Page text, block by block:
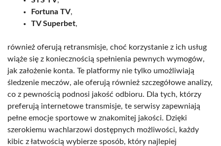
Fortuna TV,
TV Superbet,
również oferują retransmisje, choć korzystanie z ich usług
wiąże się z koniecznością spełnienia pewnych wymogów,
jak założenie konta. Te platformy nie tylko umożliwiają
śledzenie meczów, ale oferują również szczegółowe analizy,
co z pewnością podnosi jakość odbioru. Dla tych, którzy
preferują internetowe transmisje, te serwisy zapewniają
pełne emocje sportowe w znakomitej jakości. Dzięki
szerokiemu wachlarzowi dostępnych możliwości, każdy
kibic z łatwością wybierze sposób, który najlepiej